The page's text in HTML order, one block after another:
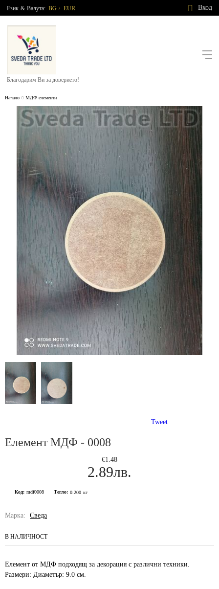
Език & Валута: BG / EUR Вход
Благодарим Ви за доверието!
Начало МДФ елементи
Tweet
Елемент МДФ - 0008
€1.48
2.89лв.
Код: mdf0008 Тегло: 0.200 кг
Марка: Сведа
В НАЛИЧНОСТ
Елемент от МДФ подходящ за декорация с различни техники.
Размери: Диаметър: 9.0 см.